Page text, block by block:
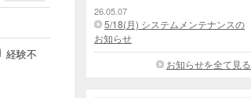
経験不
26.05.07
5/18(月) システムメンテナンスの
お知らせ
お知らせを全て見る